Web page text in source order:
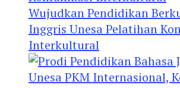
Wujudkan Pendidikan
Inggris Unesa Pelatihan
Interkultural